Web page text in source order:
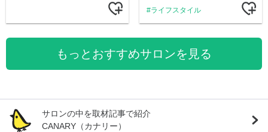
ライフスタイル
もっとおすすめサロンを見る
サロンの中を取材記事で紹介
CANARY（カナリー）